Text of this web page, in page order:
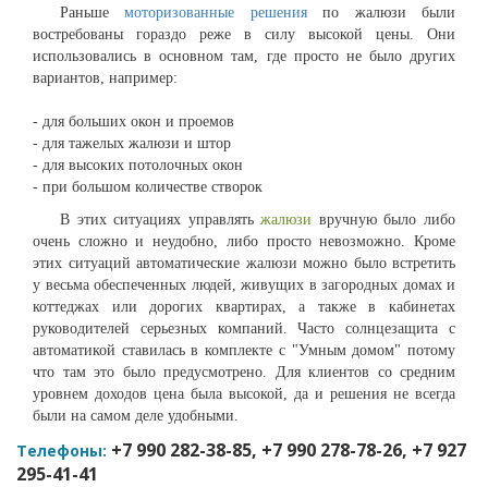
Раньшемоторизованные решенияпо жалюзи были
востребованы гораздо реже в силу высокой цены. Они
использовались в основном там, где просто не было других
вариантов, например:
- для больших окон и проемов
- для тажелых жалюзи и штор
- для высоких потолочных окон
- при большом количестве створок
В этих ситуациях управлятьжалюзи вручную было либо
очень сложно и неудобно, либо просто невозможно. Кроме
этих ситуаций автоматические жалюзи можно было встретить
у весьма обеспеченных людей, живущих в загородных домах и
коттеджах или дорогих квартирах, а также в кабинетах
руководителей серьезных компаний. Часто солнцезащита с
автоматикой ставилась в комплекте с "Умным домом" потому
что там это было предусмотрено. Для клиентов со средним
уровнем доходов цена была высокой, да и решения не всегда
были на самом деле удобными.
Телефоны: +7 990 282-38-85, +7 990 278-78-26, +7 927
295-41-41